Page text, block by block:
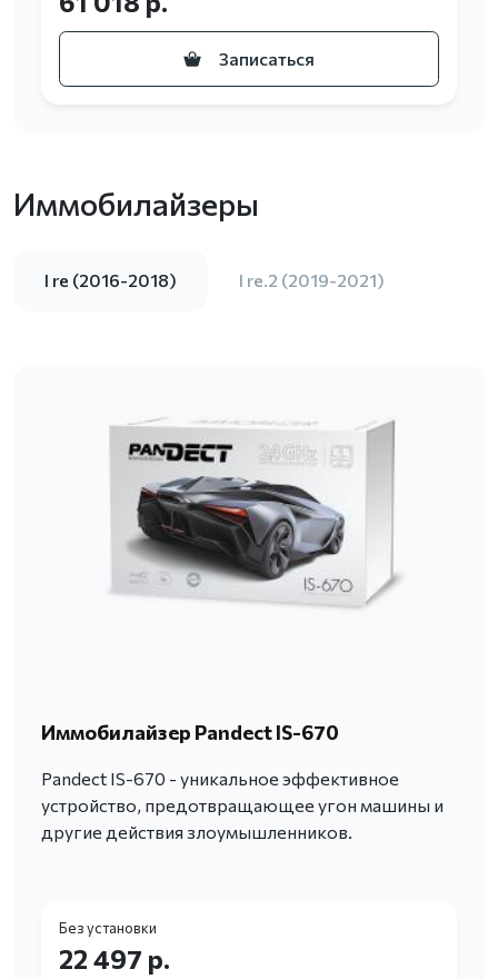
Записаться
Иммобилайзеры
I re (2016-2018) I re.2 (2019-2021)
Иммобилайзер Pandect IS-670
Pandect IS-670 - уникальное эффективное
устройство, предотвращающее угон машины и
другие действия злоумышленников.
Без установки
22 497 р.